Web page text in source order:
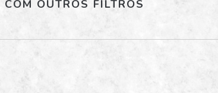
OUTROS FILTROS